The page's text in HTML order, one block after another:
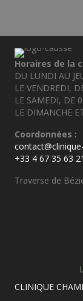
Horaires de la
DU LUNDI AU
LE VENDREDI,
LE SAMEDI, DE
LE DIMANCHE
Coordonnées :
+33 4 67 35 63 21
Traverse de
CLINIQUE